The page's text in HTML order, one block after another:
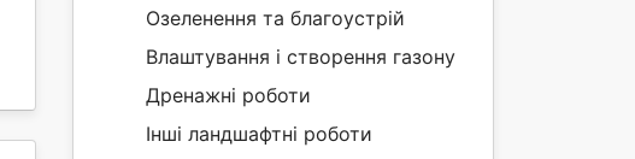
Озеленення та благоустрій
Влаштування і створення газону
Дренажні роботи
Інші ландшафтні роботи